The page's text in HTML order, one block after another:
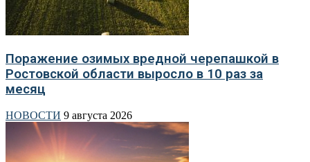
Поражение озимых вредной черепашкой в
Ростовской области выросло в 10 раз за
месяц
НОВОСТИ 9 августа 2026